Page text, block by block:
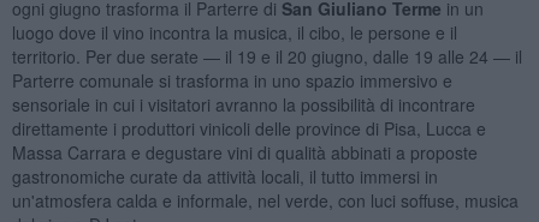
ogni giugno trasforma il Parterre di San Giuliano Terme in un
luogo dove il vino incontra la musica, il cibo, le persone e il
territorio. Per due serate — il 19 e il 20 giugno, dalle 19 alle 24 — il
Parterre comunale si trasforma in uno spazio immersivo e
sensoriale in cui i visitatori avranno la possibilità di incontrare
direttamente i produttori vinicoli delle province di Pisa, Lucca e
Massa Carrara e degustare vini di qualità abbinati a proposte
gastronomiche curate da attività locali, il tutto immersi in
un'atmosfera calda e informale, nel verde, con luci soffuse, musica